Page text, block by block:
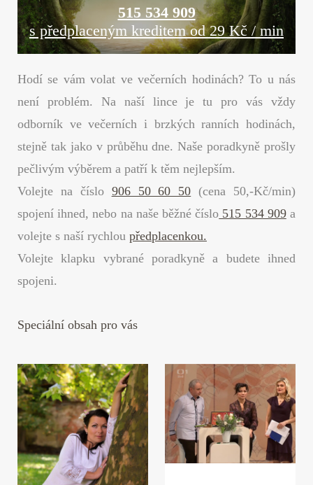
515 534 909
s předplaceným kreditem od 29 Kč / min
Hodí se vám volat ve večerních hodinách? To u nás
není problém. Na naší lince je tu pro vás vždy
odborník ve večerních i brzkých ranních hodinách,
stejně tak jako v průběhu dne. Naše poradkyně prošly
pečlivým výběrem a patří k těm nejlepším.
Volejte na číslo 906 50 60 50 (cena 50,-Kč/min)
spojení ihned, nebo na naše běžné číslo 515 534 909a
volejte s naší rychlou předplacenkou.
Volejte klapku vybrané poradkyně a budete ihned
spojeni.
Speciální obsah pro vás